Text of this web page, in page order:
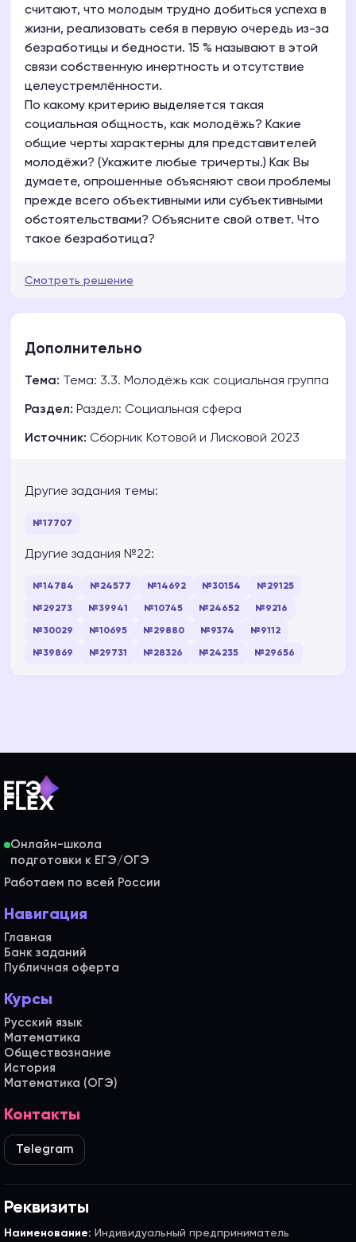
считают, что молодым трудно добиться успеха в
жизни, реализовать себя в первую очередь из-за
безработицы и бедности. 15 % называют в этой
связи собственную инертность и отсутствие
целеустремлённости.
По какому критерию выделяется такая
социальная общность, как молодёжь? Какие
общие черты характерны для представителей
молодёжи? (Укажите любые тричерты.) Как Вы
думаете, опрошенные объясняют свои проблемы
прежде всего объективными или субъективными
обстоятельствами? Объясните свой ответ. Что
такое безработица?
Смотреть решение
Дополнительно
Тема: Тема: 3.3. Молодёжь как социальная группа
Раздел: Раздел: Социальная сфера
Источник: Сборник Котовой и Лисковой 2023
Другие задания темы:
№17707
Другие задания №22:
№14784 №24577 №14692 №30154 №29125
№29273 №39941 №10745 №24652 №9216
№30029 №10695 №29880 №9374 №9112
№39869 №29731 №28326 №24235 №29656
Онлайн-школа
Работаем по всей России
Навигация
Главная
Банк заданий
Публичная оферта
Курсы
Русский язык
Математика
Обществознание
История
Математика (ОГЭ)
Контакты
Telegram
Реквизиты
Наименование: Индивидуальный предприниматель